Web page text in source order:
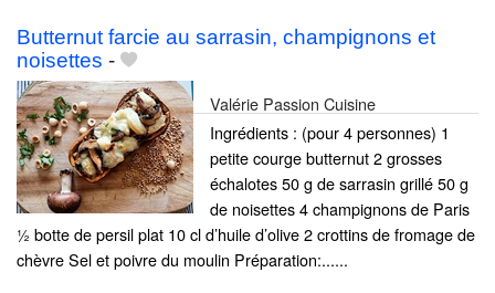
Butternut farcie au sarrasin, champignons et
noisettes -
Valérie Passion Cuisine
Ingrédients : (pour 4 personnes) 1
petite courge butternut 2 grosses
échalotes 50 g de sarrasin grillé 50 g
de noisettes 4 champignons de Paris
½ botte de persil plat 10 cl d’huile d’olive 2 crottins de fromage de
chèvre Sel et poivre du moulin Préparation:......